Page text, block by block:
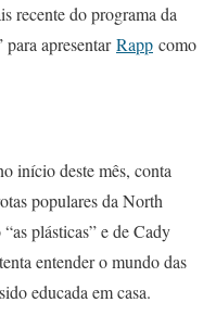
recente do programa da
apresentarRapp como
início deste mês, conta
populares da North
plásticas” e de Cady
entender o mundo das
educada em casa.